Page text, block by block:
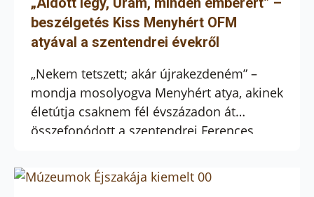
szeged-alsóvárosi ferences kolostorban
szervezett találkozóra. […]
beszélgetés Kiss Menyhért OFM
atyával a szentendrei évekről
„Nekem tetszett; akár újrakezdeném” –
mondja mosolyogva Menyhért atya, akinek
életútja csaknem fél évszázadon át
összefonódott a szentendrei Ferences
évfordulója apropóján a kezdetekről, a
legendás „tanhév” világáról, a ferences